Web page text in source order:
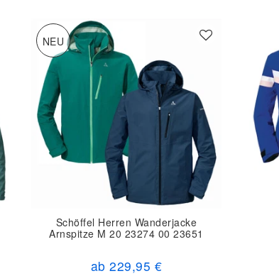
NEU
Schöffel Herren Wanderjacke
Arnspitze M 20 23274 00 23651
ab 229,95 €